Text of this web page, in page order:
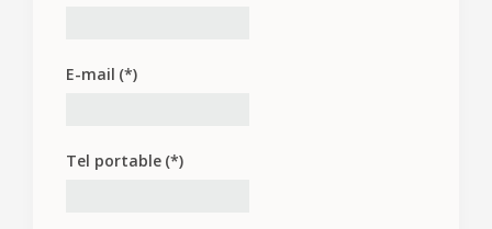
E-mail (*)
Tel portable (*)